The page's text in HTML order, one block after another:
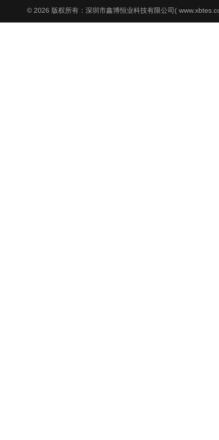
© 2026 版权所有：深圳市鑫博恒业科技有限公司(